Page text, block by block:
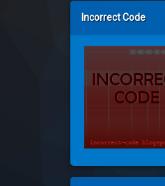
Incorrect Code